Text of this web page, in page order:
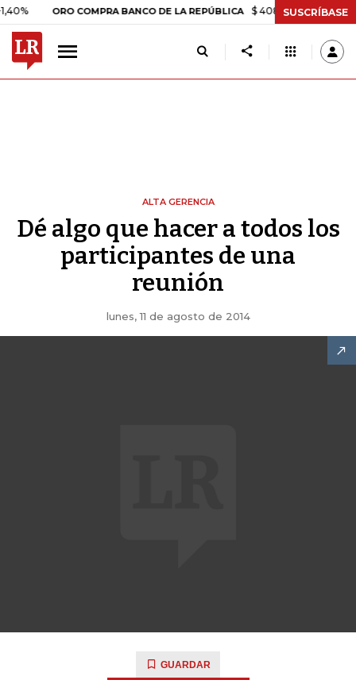
ORO COMPRA BANCO DE LA REPÚBLICA $ 408.498,97 +$ 8.753,81
SUSCRÍBASE
ALTA GERENCIA
Dé algo que hacer a todos los
participantes de una
reunión
lunes, 11 de agosto de 2014
GUARDAR